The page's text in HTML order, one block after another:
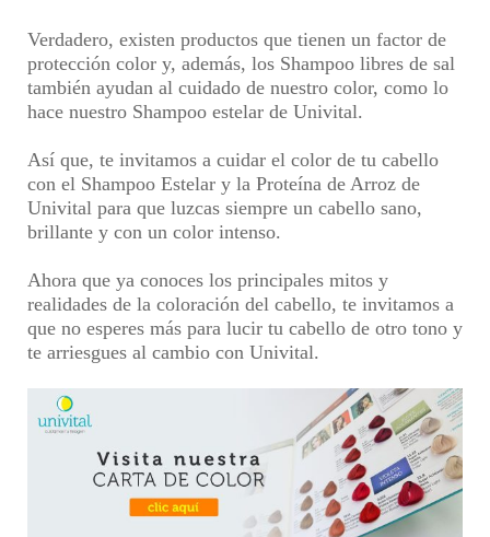
Verdadero, existen productos que tienen un factor de
protección color y, además, los Shampoo libres de sal
también ayudan al cuidado de nuestro color, como lo
hace nuestro Shampoo estelar de Univital.
Así que, te invitamos a cuidar el color de tu cabello
con el Shampoo Estelar y la Proteína de Arroz de
Univital para que luzcas siempre un cabello sano,
brillante y con un color intenso.
Ahora que ya conoces los principales mitos y
realidades de la coloración del cabello, te invitamos a
que no esperes más para lucir tu cabello de otro tono y
te arriesgues al cambio con Univital.